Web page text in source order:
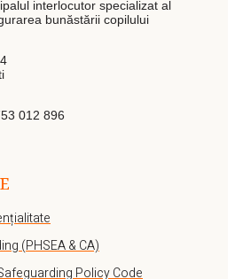
interlocutor specializat al
bunăstării copilului
012 896
(PHSEA & CA)
Policy Code